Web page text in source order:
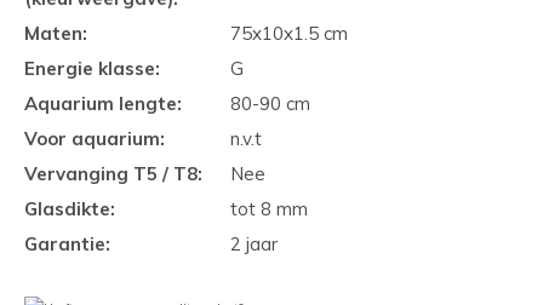
Maten:
75x10x1.5 cm
Energie klasse:
G
Aquarium lengte:
80-90 cm
Voor aquarium:
n.v.t
Vervanging T5 / T8:
Nee
Glasdikte:
tot 8 mm
Garantie:
2 jaar